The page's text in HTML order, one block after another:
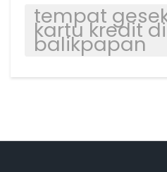
tempat
kartu kredit di
balikpapan